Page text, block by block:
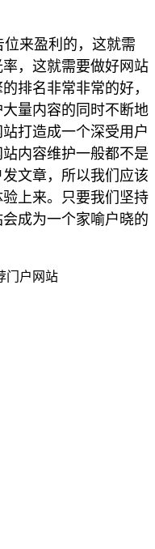
来盈利的，这就需
，这就需要做好网站
排名非常非常的好，
量内容的同时不断地
打造成一个深受用户
内容维护一般都不是
文章，所以我们应该
上来。只要我们坚持
成为一个家喻户晓的